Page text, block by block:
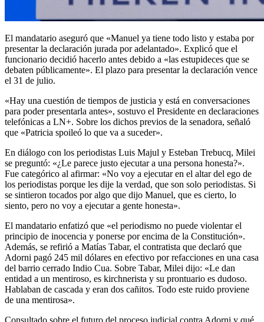
El mandatario aseguró que «Manuel ya tiene todo listo y estaba por
presentar la declaración jurada por adelantado». Explicó que el
funcionario decidió hacerlo antes debido a «las estupideces que se
debaten públicamente». El plazo para presentar la declaración vence
«Hay una cuestión de tiempos de justicia y está en conversaciones
para poder presentarla antes», sostuvo el Presidente en declaraciones
telefónicas a LN+. Sobre los dichos previos de la senadora, señaló
En diálogo con los periodistas Luis Majul y Esteban Trebucq, Milei
se preguntó: «¿Le parece justo ejecutar a una persona honesta?».
Fue categórico al afirmar: «No voy a ejecutar en el altar del ego de
los periodistas porque les dije la verdad, que son solo periodistas. Si
se sintieron tocados por algo que dijo Manuel, que es cierto, lo
El mandatario enfatizó que «el periodismo no puede violentar el
principio de inocencia y ponerse por encima de la Constitución».
Además, se refirió a Matías Tabar, el contratista que declaró que
Adorni pagó 245 mil dólares en efectivo por refacciones en una casa
del barrio cerrado Indio Cua. Sobre Tabar, Milei dijo: «Le dan
entidad a un mentiroso, es kirchnerista y su prontuario es dudoso.
Hablaban de cascada y eran dos cañitos. Todo este ruido proviene